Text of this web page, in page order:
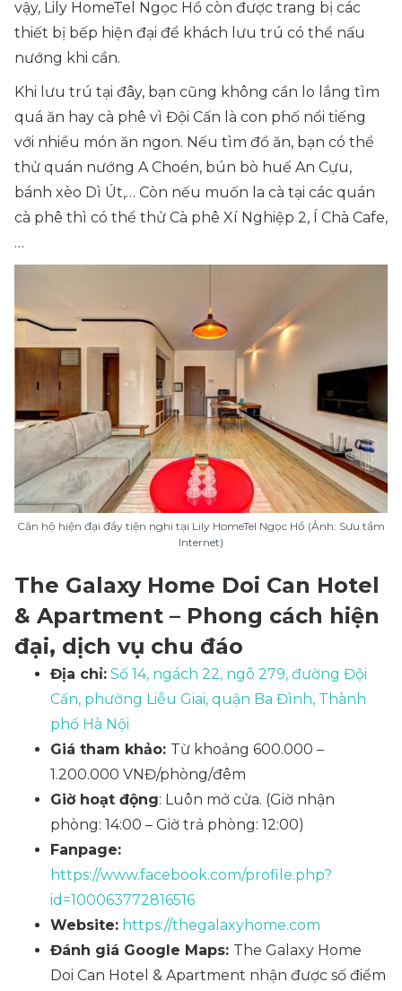
vậy, Lily HomeTel Ngọc Hồ còn được trang bị các
thiết bị bếp hiện đại để khách lưu trú có thể nấu
nướng khi cần.
Khi lưu trú tại đây, bạn cũng không cần lo lắng tìm
quá ăn hay cà phê vì Đội Cấn là con phố nổi tiếng
với nhiều món ăn ngon. Nếu tìm đồ ăn, bạn có thể
thử quán nướng A Choén, bún bò huế An Cựu,
bánh xèo Dì Út,… Còn nếu muốn la cà tại các quán
cà phê thì có thể thử Cà phê Xí Nghiệp 2, Í Chà Cafe,
…
Căn hộ hiện đại đầy tiện nghi tại Lily HomeTel Ngọc Hồ (Ảnh: Sưu tầm
Internet)
The Galaxy Home Doi Can Hotel
& Apartment – Phong cách hiện
đại, dịch vụ chu đáo
Địa chỉ: Số 14, ngách 22, ngõ 279, đường Đội
Cấn, phường Liễu Giai, quận Ba Đình, Thành
phố Hà Nội
Giá tham khảo: Từ khoảng 600.000 –
1.200.000 VNĐ/phòng/đêm
Giờ hoạt động: Luôn mở cửa. (Giờ nhận
phòng: 14:00 – Giờ trả phòng: 12:00)
Fanpage:
https://www.facebook.com/profile.php?
id=100063772816516
Website: https://thegalaxyhome.com
Đánh giá Google Maps: The Galaxy Home
Doi Can Hotel & Apartment nhận được số điểm